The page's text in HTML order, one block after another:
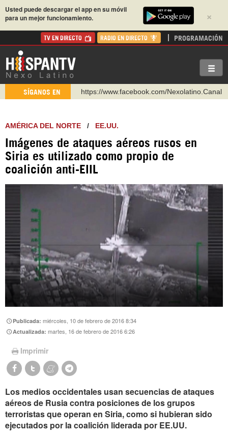
×
Usted puede descargar el app en su móvil
para un mejor funcionamiento.
TV EN DIRECTO RADIO EN DIRECTO PROGRAMACIÓN
SÍGANOS EN
https://www.facebook.com/Nexolatino.Canal
https://t.me/hispantvcanal
https://urmedium.com/c/hispantv
WhatsApp y Viber: +98 921 79 29 404
AMÉRICA DEL NORTE / EE.UU.
Imágenes de ataques aéreos rusos en
Siria es utilizado como propio de
coalición anti-EIIL
Publicada:miércoles, 10 de febrero de 2016 8:34
Actualizada:martes, 16 de febrero de 2016 6:26
Imprimir
Los medios occidentales usan secuencias de ataques
aéreos de Rusia contra posiciones de los grupos
terroristas que operan en Siria, como si hubieran sido
ejecutados por la coalición liderada por EE.UU.